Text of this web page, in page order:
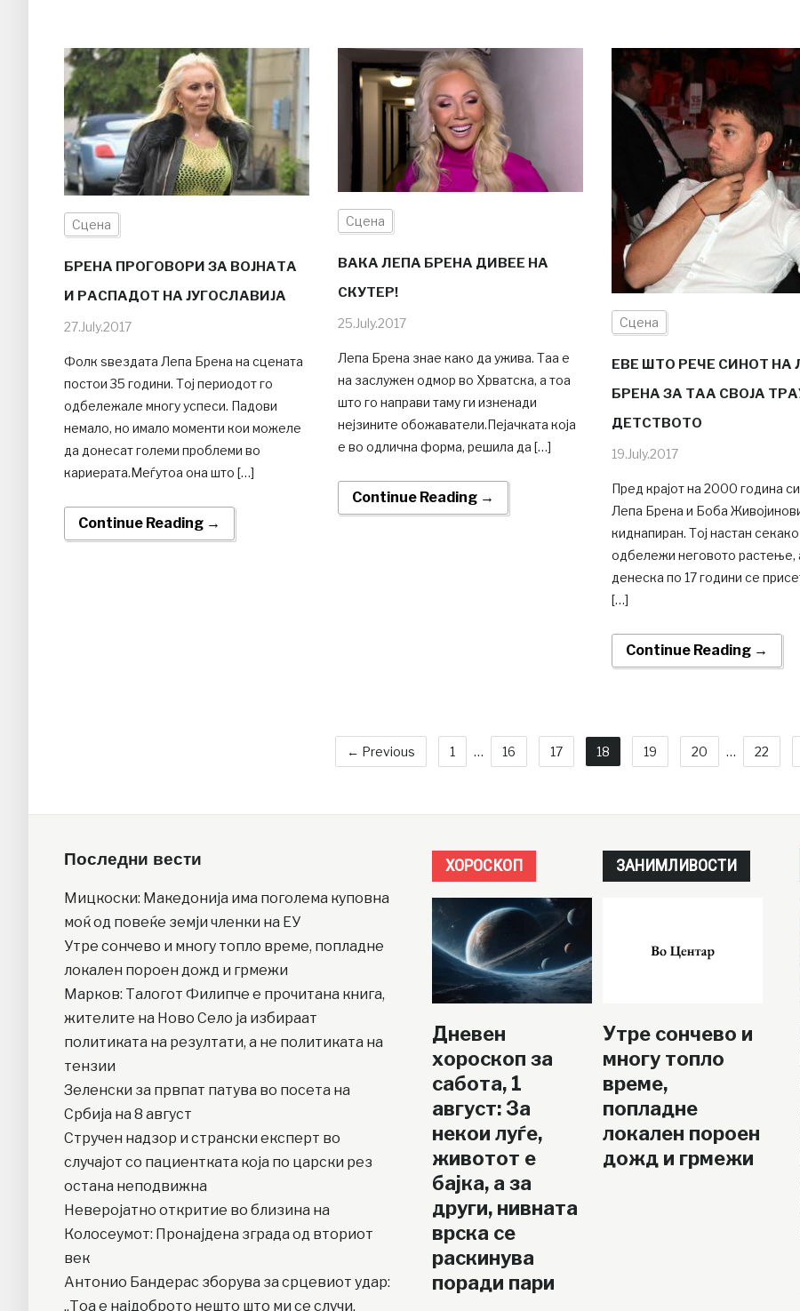
Сцена
БРЕНА ПРОГОВОРИ ЗА ВОЈНАТА
И РАСПАДОТ НА ЈУГОСЛАВИЈА
27.July.2017
Фолк ѕвездата Лепа Брена на сцената
постои 35 години. Тој периодот го
одбележале многу успеси. Падови
немало, но имало моменти кои можеле
да донесат големи проблеми во
кариерата.Меѓутоа она што […]
Continue Reading →
Сцена
ВАКА ЛЕПА БРЕНА ДИВЕЕ НА
СКУТЕР!
25.July.2017
Лепа Брена знае како да ужива. Таа е
на заслужен одмор во Хрватска, а тоа
што го направи таму ги изненади
нејзините обожаватели.Пејачката која
е во одлична форма, решила да […]
Continue Reading →
Сцена
ЕВЕ ШТО РЕЧЕ СИНОТ НА
БРЕНА ЗА ТАА СВОЈА
ДЕТСТВОТО
19.July.2017
Пред крајот на 2000 година
Лепа Брена и Боба
киднапиран. Тој настан секако
одбележи неговото растење,
денеска по 17 години се
[…]
Continue Reading →
← Previous 1 … 16 17 18 19 20 … 22
Последни вести
Мицкоски: Македонија има поголема куповна
моќ од повеќе земји членки на ЕУ
Утре сончево и многу топло време, попладне
локален пороен дожд и грмежи
Марков: Талогот Филипче е прочитана книга,
жителите на Ново Село ја избираат
политиката на резултати, а не политиката на
тензии
Зеленски за првпат патува во посета на
Србија на 8 август
Стручен надзор и странски експерт во
случајот со пациентката која по царски рез
остана неподвижна
Неверојатно откритие во близина на
Колосеумот: Пронајдена зграда од вториот
век
Антонио Бандерас зборува за срцевиот удар:
„Тоа е најдоброто нешто што ми се случи,
ХОРОСКОП
Дневен
хороскоп за
сабота, 1
август: За
некои луѓе,
животот е
бајка, а за
други, нивната
врска се
раскинува
поради пари
ЗАНИМЛИВОСТИ
Утре сончево и
многу топло
време,
попладне
локален пороен
дожд и грмежи